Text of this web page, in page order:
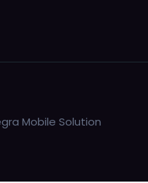
Mobile Solution